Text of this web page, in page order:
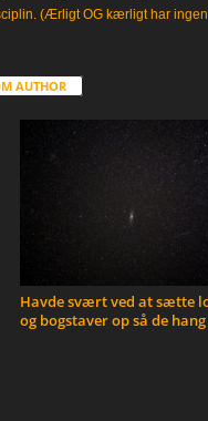
(Ærligt OG kærligt har
AUTHOR
Havde svært ved at sætte
og bogstaver op så de